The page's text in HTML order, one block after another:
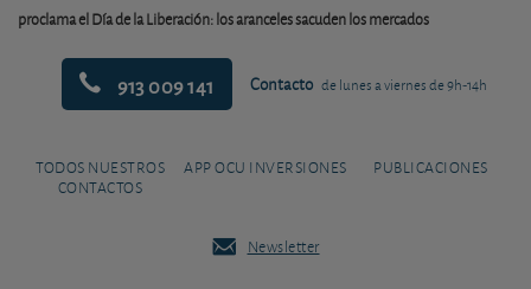
proclama el Día de la Liberación: los aranceles sacuden los mercados
913 009 141 Contacto de lunes a viernes de 9h-14h
TODOS NUESTROS
CONTACTOS
APP OCU INVERSIONES PUBLICACIONES
Newsletter